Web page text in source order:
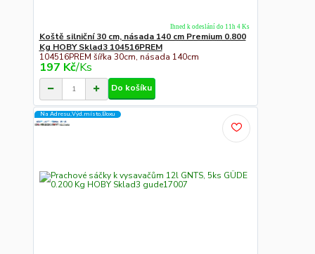
Koště silniční 30 cm, násada 140 cm Premium 0.800
Kg HOBY Sklad3 104516PREM
104516PREM šířka 30cm, násada 140cm
197 Kč/Ks
Ihned k odeslání do 11h 4 Ks
Do košíku
Na Adresu,Výd.místo,Boxu